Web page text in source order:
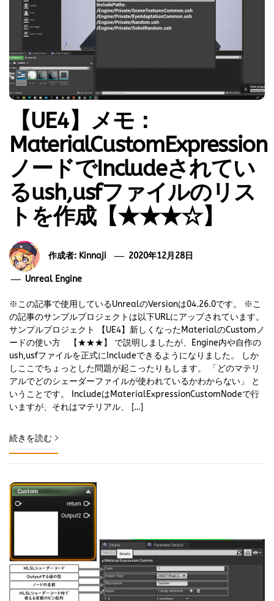
【UE4】メモ：
MaterialCustomExpression
ノードでIncludeされてい
るush,usfファイルのリス
トを作成【★★★☆】
作成者: Kinnaji 2020年12月28日
Unreal Engine
※この記事で使用しているUnrealのVersionは04.26.0です。 ※こ
の記事のサンプルプロジェクトは以下URLにアップされています。
サンプルプロジェクト 【UE4】新しくなったMaterialのCustomノ
ードの使い方 【★★★】 で説明しましたが、Engine内や自作の
ush,usfファイルを正式にIncludeできるようになりました。 しか
しここでちょっとした問題が起こったりもします。 「どのマテリ
アルでどのシェーダーファイルが使われているかわからない」 と
いうことです。 IncludeはMaterialExpressionCustomNodeで行
いますが、それはマテリアル、 […]
続きを読む